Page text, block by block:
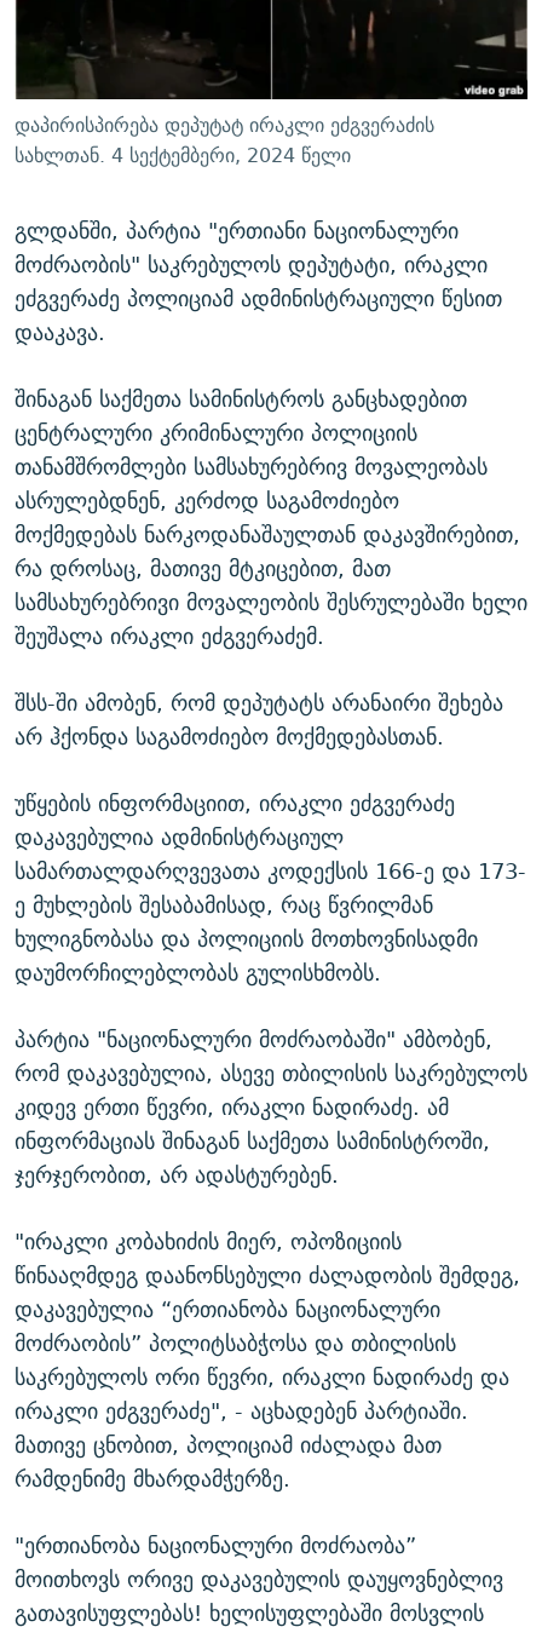
ᲛᲝᲚᲐᲞᲐᲠᲐᲙᲔ ᲢᲔᲥᲡᲢᲔᲑᲘ
ᲨᲘᲜ - ᲣᲪᲮᲝᲔᲗᲨᲘ
ᲚᲘᲢᲔᲠᲐᲢᲣᲠᲣᲚᲘ ᲬᲐᲮᲜᲐᲒᲔᲑᲘ
ᲐᲛᲔᲠᲘᲙᲣᲚᲘ ᲛᲝᲗᲮᲠᲝᲑᲐ
ᲩᲔᲛᲘ ᲡᲘᲙᲕᲓᲘᲚᲘᲡ ᲛᲘᲖᲔᲖᲘᲐ COVID-19
11 ᲬᲔᲚᲘ - 11 ᲐᲛᲑᲐᲕᲘ
ᲡᲐᲞᲐᲠᲚᲐᲛᲔᲜᲢᲝ ᲐᲠᲩᲔᲕᲜᲔᲑᲘᲡ ᲘᲡᲢᲝᲠᲘᲐ
ᲑᲐᲕᲨᲕᲔᲑᲘ ᲞᲠᲝᲡᲢᲘᲢᲣᲪᲘᲐᲨᲘ - ᲐᲛᲝᲣᲗᲥᲛᲔᲚᲘ ᲐᲛᲑᲐᲕᲘ
ᲐᲒᲕᲘᲡᲢᲝᲡ ᲝᲛᲘ
ПРИВЕТ ᲙᲣᲚᲢᲣᲠᲐ
დაპირისპირება დეპუტატ ირაკლი ეძგვერაძის
სახლთან. 4 სექტემბერი, 2024 წელი
გლდანში, პარტია "ერთიანი ნაციონალური
მოძრაობის" საკრებულოს დეპუტატი, ირაკლი
ეძგვერაძე პოლიციამ ადმინისტრაციული წესით
დააკავა.
შინაგან საქმეთა სამინისტროს განცხადებით
ცენტრალური კრიმინალური პოლიციის
თანამშრომლები სამსახურებრივ მოვალეობას
ასრულებდნენ, კერძოდ საგამოძიებო
მოქმედებას ნარკოდანაშაულთან დაკავშირებით,
რა დროსაც, მათივე მტკიცებით, მათ
სამსახურებრივი მოვალეობის შესრულებაში ხელი
შეუშალა ირაკლი ეძგვერაძემ.
შსს-ში ამობენ, რომ დეპუტატს არანაირი შეხება
არ ჰქონდა საგამოძიებო მოქმედებასთან.
უწყების ინფორმაციით, ირაკლი ეძგვერაძე
დაკავებულია ადმინისტრაციულ
სამართალდარღვევათა კოდექსის 166-ე და 173-
ე მუხლების შესაბამისად, რაც წვრილმან
ხულიგნობასა და პოლიციის მოთხოვნისადმი
დაუმორჩილებლობას გულისხმობს.
პარტია "ნაციონალური მოძრაობაში" ამბობენ,
რომ დაკავებულია, ასევე თბილისის საკრებულოს
კიდევ ერთი წევრი, ირაკლი ნადირაძე. ამ
ინფორმაციას შინაგან საქმეთა სამინისტროში,
ჯერჯერობით, არ ადასტურებენ.
"ირაკლი კობახიძის მიერ, ოპოზიციის
წინააღმდეგ დაანონსებული ძალადობის შემდეგ,
დაკავებულია “ერთიანობა ნაციონალური
მოძრაობის” პოლიტსაბჭოსა და თბილისის
საკრებულოს ორი წევრი, ირაკლი ნადირაძე და
ირაკლი ეძგვერაძე", - აცხადებენ პარტიაში.
მათივე ცნობით, პოლიციამ იძალადა მათ
რამდენიმე მხარდამჭერზე.
"ერთიანობა ნაციონალური მოძრაობა”
მოითხოვს ორივე დაკავებულის დაუყოვნებლივ
გათავისუფლებას! ხელისუფლებაში მოსვლის